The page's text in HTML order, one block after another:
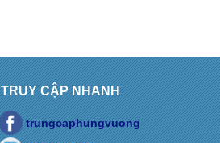
TRUY CẬP NHANH
trungcaphungvuong